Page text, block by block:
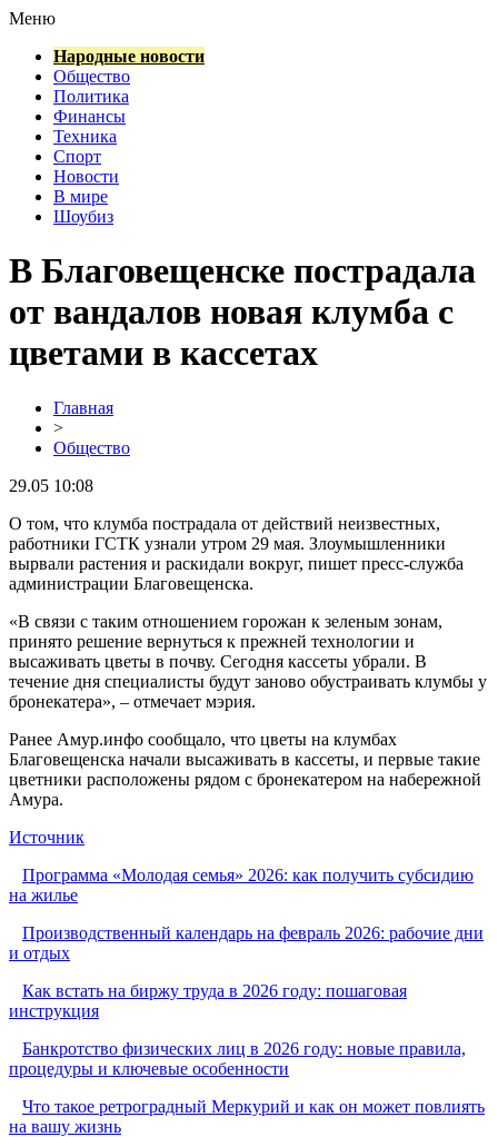
Меню
Народные новости
Общество
Политика
Финансы
Техника
Спорт
Новости
В мире
Шоубиз
В Благовещенске пострадала
от вандалов новая клумба с
цветами в кассетах
Главная
>
Общество
29.05 10:08
О том, что клумба пострадала от действий неизвестных,
работники ГСТК узнали утром 29 мая. Злоумышленники
вырвали растения и раскидали вокруг, пишет пресс-служба
администрации Благовещенска.
«В связи с таким отношением горожан к зеленым зонам,
принято решение вернуться к прежней технологии и
высаживать цветы в почву. Сегодня кассеты убрали. В
течение дня специалисты будут заново обустраивать клумбы у
бронекатера», – отмечает мэрия.
Ранее Амур.инфо сообщало, что цветы на клумбах
Благовещенска начали высаживать в кассеты, и первые такие
цветники расположены рядом с бронекатером на набережной
Амура.
Источник
Программа «Молодая семья» 2026: как получить субсидию
на жилье
Производственный календарь на февраль 2026: рабочие дни
и отдых
Как встать на биржу труда в 2026 году: пошаговая
инструкция
Банкротство физических лиц в 2026 году: новые правила,
процедуры и ключевые особенности
Что такое ретроградный Меркурий и как он может повлиять
на вашу жизнь